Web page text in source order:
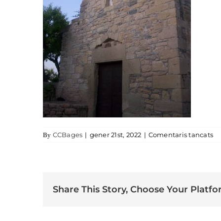
By CCBages | gener 21st, 2022 | Comentaris tancatsa
Share This Story, Choose Your